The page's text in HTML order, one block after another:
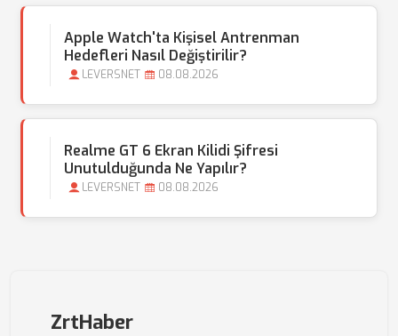
Apple Watch'ta Kişisel Antrenman
Hedefleri Nasıl Değiştirilir?
LEVERSNET 08.08.2026
Realme GT 6 Ekran Kilidi Şifresi
Unutulduğunda Ne Yapılır?
LEVERSNET 08.08.2026
ZrtHaber